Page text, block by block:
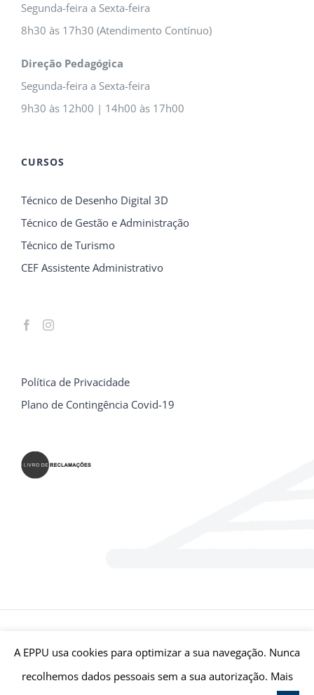
Segunda-feira a Sexta-feira
8h30 às 17h30 (Atendimento Contínuo)
Direção Pedagógica
Segunda-feira a Sexta-feira
9h30 às 12h00 | 14h00 às 17h00
CURSOS
Técnico de Desenho Digital 3D
Técnico de Gestão e Administração
Técnico de Turismo
CEF Assistente Administrativo
Política de Privacidade
Plano de Contingência Covid-19
A EPPU usa cookies para optimizar a sua navegação. Nunca
recolhemos dados pessoais sem a sua autorização. Mais